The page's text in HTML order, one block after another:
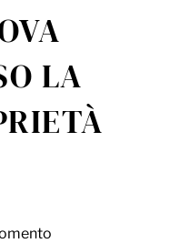
LA